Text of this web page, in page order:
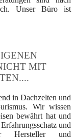
Unser Büro ist
MIT
in Dachzelten und
Wir wissen
bewährt hat und
und
Hersteller und